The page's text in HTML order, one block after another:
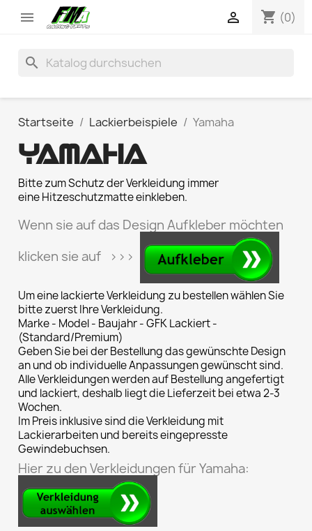
 shopping_cart (0)

search
Startseite Lackierbeispiele Yamaha
YAMAHA
Bitte zum Schutz der Verkleidung immer
eine Hitzeschutzmatte einkleben.
Wenn sie auf das Design Aufkleber möchten
klicken sie auf >>>
Um eine lackierte Verkleidung zu bestellen wählen Sie
bitte zuerst Ihre Verkleidung.
Marke - Model - Baujahr - GFK Lackiert -
(Standard/Premium)
Geben Sie bei der Bestellung das gewünschte Design
an und ob individuelle Anpassungen gewünscht sind.
Alle Verkleidungen werden auf Bestellung angefertigt
und lackiert, deshalb liegt die Lieferzeit bei etwa 2-3
Wochen.
Im Preis inklusive sind die Verkleidung mit
Lackierarbeiten und bereits eingepresste
Gewindebuchsen.
Hier zu den Verkleidungen für Yamaha: